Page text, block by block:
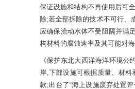
保证设施和结构不再使用后可
除;若全部拆除的技术不可行、
应确保流动水体不受阻隔并满
构材料的腐蚀速率及其可能对
《保护东北大西洋海洋环境公
岸,下部设施可根据质量、材
款;出台了“海上设施废弃处置